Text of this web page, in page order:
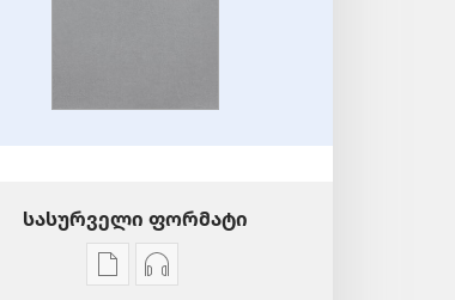
სასურველი ფორმატი
პუბლიკაციების
აუდიოჩანაწერების